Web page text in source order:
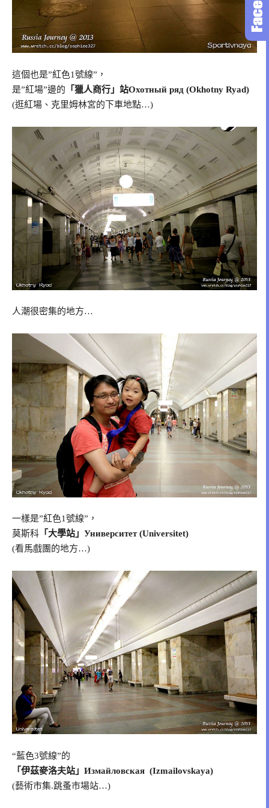
這個也是”紅色1號線”，
是”紅場”邊的 「獵人商行」站Охотный ряд (Okhotny Ryad)
(逛紅場、克里姆林宮的下車地點…)
人潮很密集的地方…
一樣是”紅色1號線”，
莫斯科 「大學站」Университет (Universitet)
(看馬戲團的地方…)
“藍色3號線”的
「伊茲麥洛夫站」Измайловская (Izmailovskaya)
(藝術市集.跳蚤市場站…)